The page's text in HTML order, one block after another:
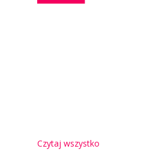
Czytaj wszystko